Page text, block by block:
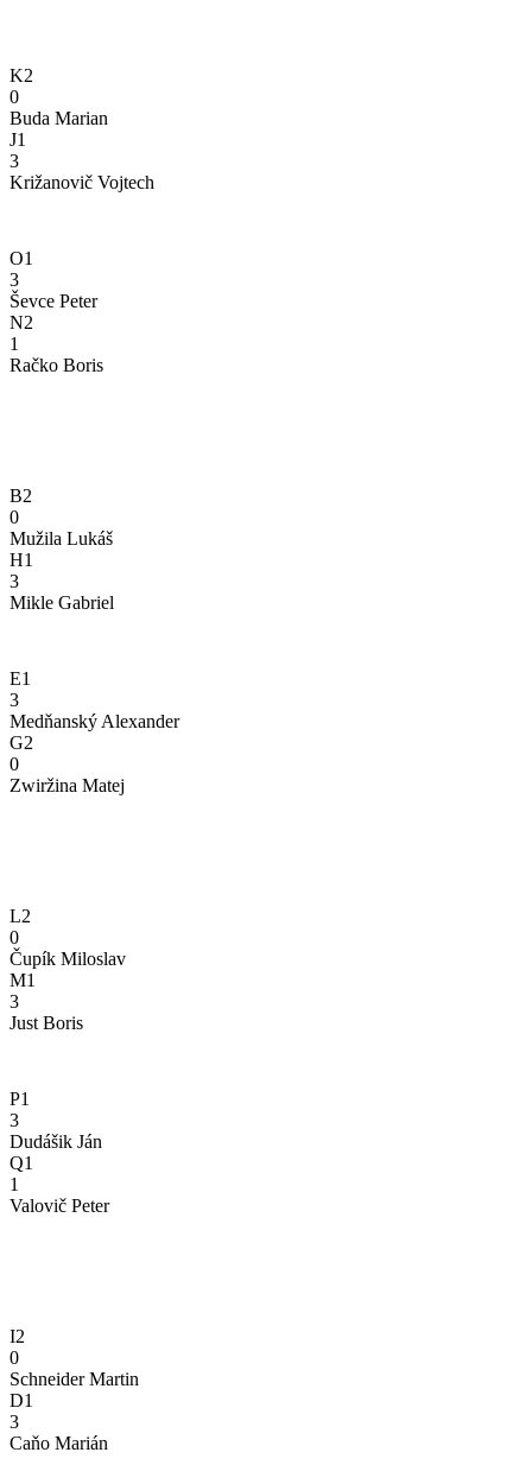
K2
0
Buda Marian
J1
3
Križanovič Vojtech
O1
3
Ševce Peter
N2
1
Račko Boris
B2
0
Mužila Lukáš
H1
3
Mikle Gabriel
E1
3
Medňanský Alexander
G2
0
Zwiržina Matej
L2
0
Čupík Miloslav
M1
3
Just Boris
P1
3
Dudášik Ján
Q1
1
Valovič Peter
I2
0
Schneider Martin
D1
3
Caňo Marián